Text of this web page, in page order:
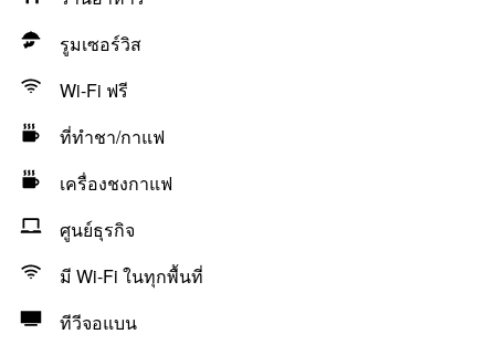
รูมเซอร์วิส
Wi-Fi ฟรี
ที่ทำชา/กาแฟ
เครื่องชงกาแฟ
ศูนย์ธุรกิจ
มี Wi-Fi ในทุกพื้นที่
ทีวีจอแบน